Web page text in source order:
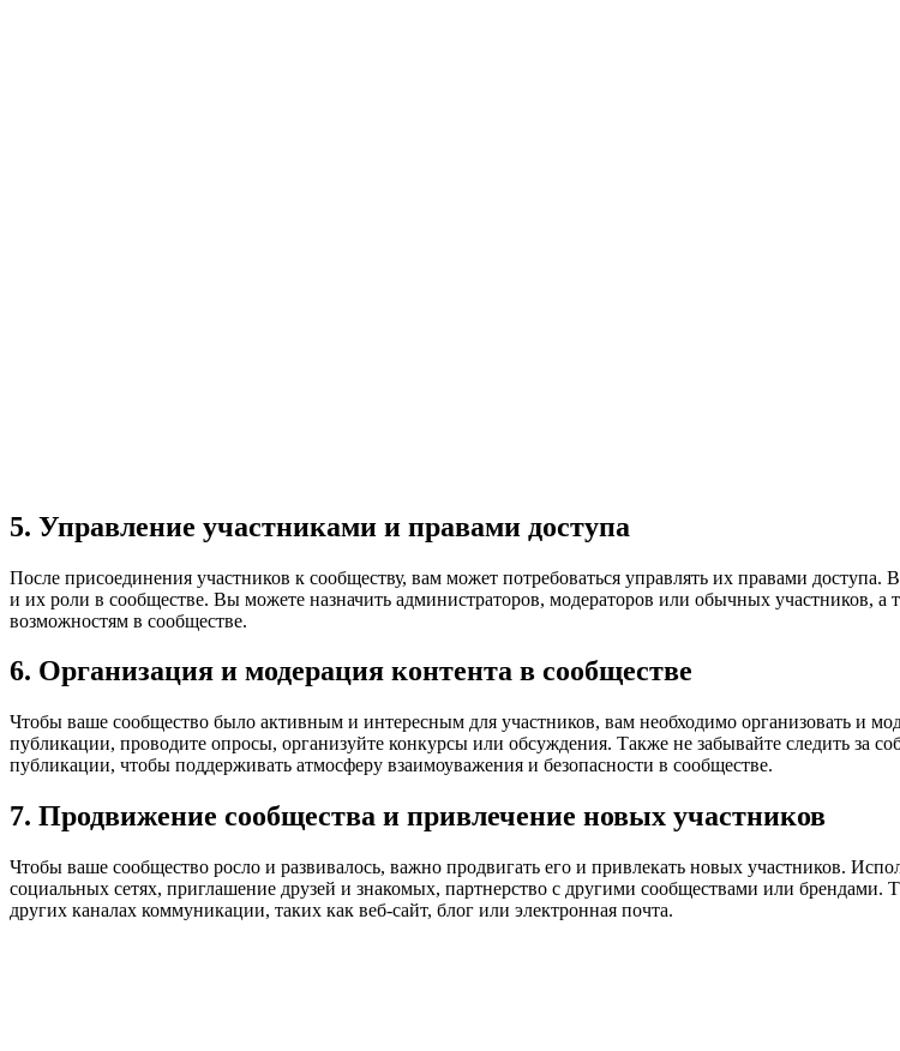
5. Управление участниками и правами доступа
После присоединения участников к сообществу, вам может потребоваться управлять их правами доступа.
и их роли в сообществе. Вы можете назначить администраторов, модераторов или обычных участников,
возможностям в сообществе.
6. Организация и модерация контента в сообществе
Чтобы ваше сообщество было активным и интересным для участников, вам необходимо организовать и
публикации, проводите опросы, организуйте конкурсы или обсуждения. Также не забывайте следить за
публикации, чтобы поддерживать атмосферу взаимоуважения и безопасности в сообществе.
7. Продвижение сообщества и привлечение новых участников
Чтобы ваше сообщество росло и развивалось, важно продвигать его и привлекать новых участников.
социальных сетях, приглашение друзей и знакомых, партнерство с другими сообществами или брендами.
других каналах коммуникации, таких как веб-сайт, блог или электронная почта.